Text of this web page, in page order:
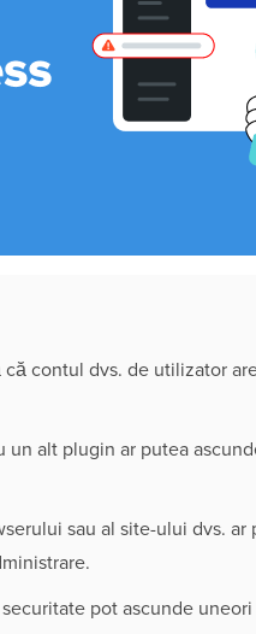
că contul dvs. de utilizator
un alt plugin ar putea
sau al site-ului dvs. ar
pot ascunde